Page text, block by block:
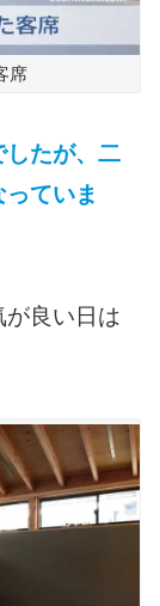
席
したが、二
ていま
良い日は